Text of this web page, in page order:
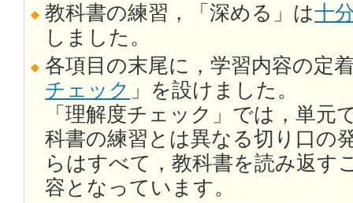
教科書の練習，「深める」は十
しました。
各項目の末尾に，学習内容の定
チェック 」を設けました。
「理解度チェック」では，単元
科書の練習とは異なる切り口の
らはすべて，教科書を読み返す
容となっています。